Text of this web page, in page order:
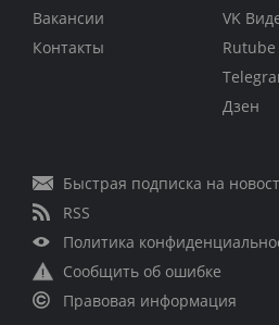
Вакансии
Контакты
VK
Rutube
Дзен
Быстрая подписка на
RSS
Политика
Сообщить об ошибке
Правовая информация